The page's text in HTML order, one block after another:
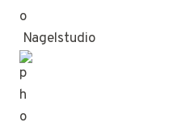
Nagelstudio